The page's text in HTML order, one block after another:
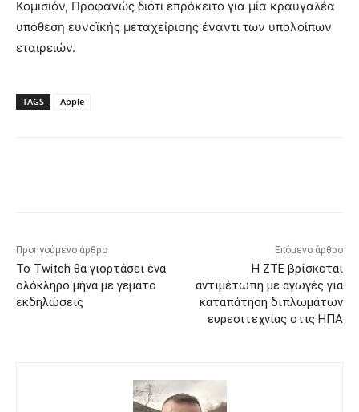
Κομισιόν, Προφανώς διότι επρόκειτο για μία κραυγαλέα
υπόθεση ευνοϊκής μεταχείρισης έναντι των υπολοίπων
εταιρειών.
TAGS Apple
Προηγούμενο άρθρο
Το Twitch θα γιορτάσει ένα
ολόκληρο μήνα με γεμάτο
εκδηλώσεις
Επόμενο άρθρο
Η ZTE βρίσκεται
αντιμέτωπη με αγωγές για
καταπάτηση διπλωμάτων
ευρεσιτεχνίας στις ΗΠΑ